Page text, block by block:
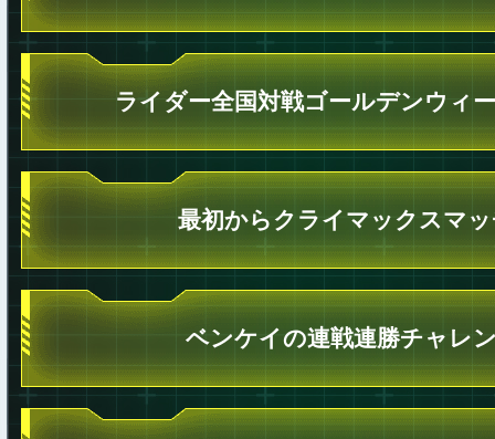
ライダー全国対戦ゴールデンウィ
最初からクライマックスマ
ベンケイの連戦連勝チャレ